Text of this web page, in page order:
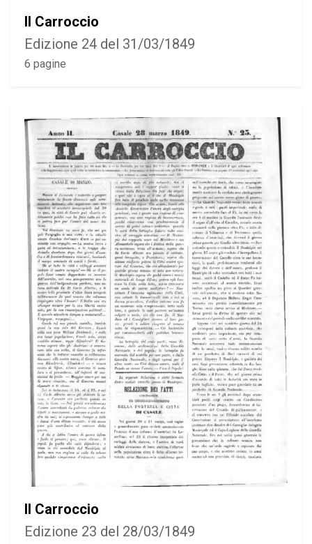
Il Carroccio
Edizione 24 del 31/03/1849
6 pagine
Il Carroccio
Edizione 23 del 28/03/1849